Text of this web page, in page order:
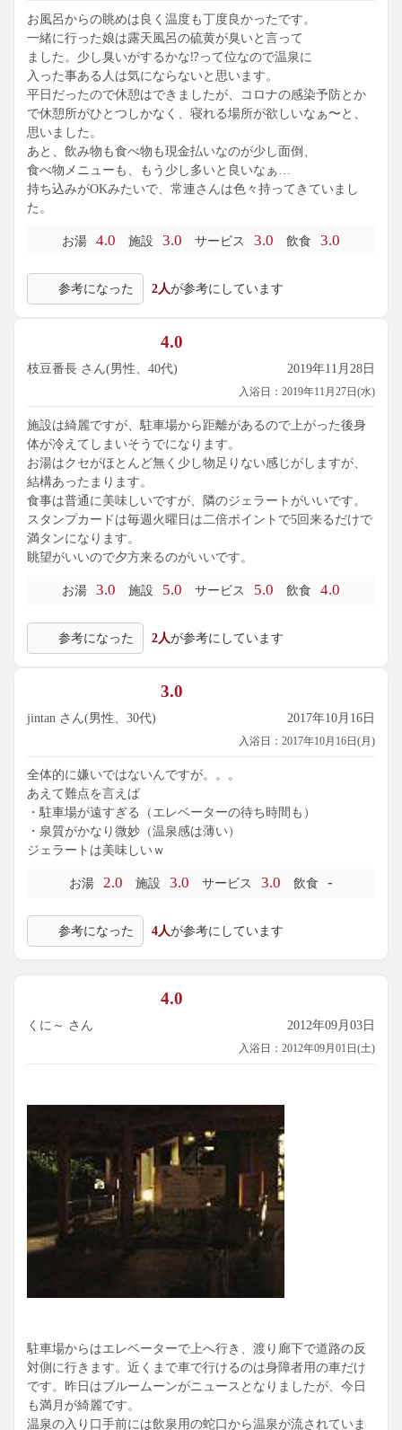
お風呂からの眺めは良く温度も丁度良かったです。
一緒に行った娘は露天風呂の硫黄が臭いと言って
ました。少し臭いがするかな⁉️って位なので温泉に
入った事ある人は気にならないと思います。
平日だったので休憩はできましたが、コロナの感染予防とか
で休憩所がひとつしかなく、寝れる場所が欲しいなぁ〜と、
思いました。
あと、飲み物も食べ物も現金払いなのが少し面倒、
食べ物メニューも、もう少し多いと良いなぁ…
持ち込みがOKみたいで、常連さんは色々持ってきていまし
た。
お湯 4.0 施設 3.0 サービス 3.0 飲食 3.0
参考になった 2人が参考にしています
4.0
枝豆番長 さん(男性、40代) 2019年11月28日
入浴日：2019年11月27日(水)
施設は綺麗ですが、駐車場から距離があるので上がった後身
体が冷えてしまいそうでになります。
お湯はクセがほとんど無く少し物足りない感じがしますが、
結構あったまります。
食事は普通に美味しいですが、隣のジェラートがいいです。
スタンプカードは毎週火曜日は二倍ポイントで5回来るだけで
満タンになります。
眺望がいいので夕方来るのがいいです。
お湯 3.0 施設 5.0 サービス 5.0 飲食 4.0
参考になった 2人が参考にしています
3.0
jintan さん(男性、30代) 2017年10月16日
入浴日：2017年10月16日(月)
全体的に嫌いではないんですが。。。
あえて難点を言えば
・駐車場が遠すぎる（エレベーターの待ち時間も）
・泉質がかなり微妙（温泉感は薄い）
ジェラートは美味しいｗ
お湯 2.0 施設 3.0 サービス 3.0 飲食 -
参考になった 4人が参考にしています
4.0
くに～ さん 2012年09月03日
入浴日：2012年09月01日(土)
駐車場からはエレベーターで上へ行き、渡り廊下で道路の反
対側に行きます。近くまで車で行けるのは身障者用の車だけ
です。昨日はブルームーンがニュースとなりましたが、今日
も満月が綺麗です。
温泉の入り口手前には飲泉用の蛇口から温泉が流されていま